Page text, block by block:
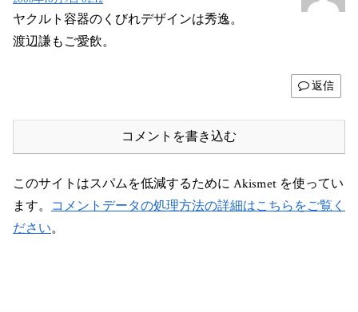
ヤクルト容器のくびれデザインは秀逸。
渡辺謙もご愛飲。
返信
コメントを書き込む
このサイトはスパムを低減するために Akismet を使ってい
ます。 コメントデータの処理方法の詳細はこちらをご覧く
ださい。